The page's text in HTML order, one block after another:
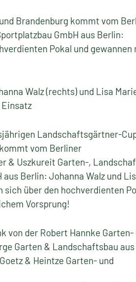
Brandenburg kommt vom
GmbH aus Berlin:
Pokal und gewannen
Walz (rechts) und Lisa
Landschaftsgärtner-
vom Berliner
& Uszkureit Garten-,
aus Berlin: Johanna Walz und
über den hochverdienten
Vorsprung!
von der Robert Hannke Garten-
Garten & Landschaftsbau aus
& Heintze Garten- und